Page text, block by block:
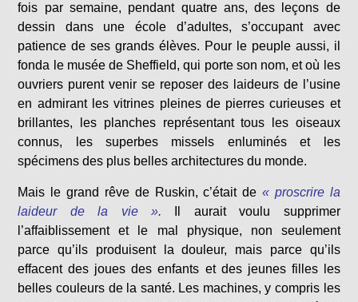
fois par semaine, pendant quatre ans, des leçons de
dessin dans une école d’adultes, s’occupant avec
patience de ses grands élèves. Pour le peuple aussi, il
fonda le musée de Sheffield, qui porte son nom, et où les
ouvriers purent venir se reposer des laideurs de l’usine
en admirant les vitrines pleines de pierres curieuses et
brillantes, les planches représentant tous les oiseaux
connus, les superbes missels enluminés et les
spécimens des plus belles architectures du monde.
Mais le grand rêve de Ruskin, c’était de « proscrire la
laideur de la vie ».
Il aurait voulu supprimer
l’affaiblissement et le mal physique, non seulement
parce qu’ils produisent la douleur, mais parce qu’ils
effacent des joues des enfants et des jeunes filles les
belles couleurs de la santé. Les machines, y compris les